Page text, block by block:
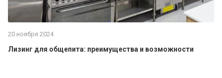
20 ноября 2024
Лизинг для общепита: преимущества и возможности